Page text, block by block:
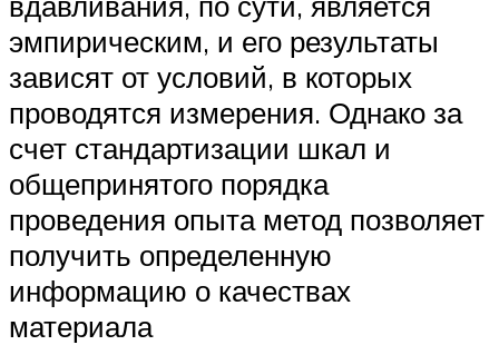
эмпирическим, и его результаты
зависят от условий, в которых
проводятся измерения. Однако за
счет стандартизации шкал и
общепринятого порядка
проведения опыта метод позволяет
получить определенную
информацию о качествах
материала